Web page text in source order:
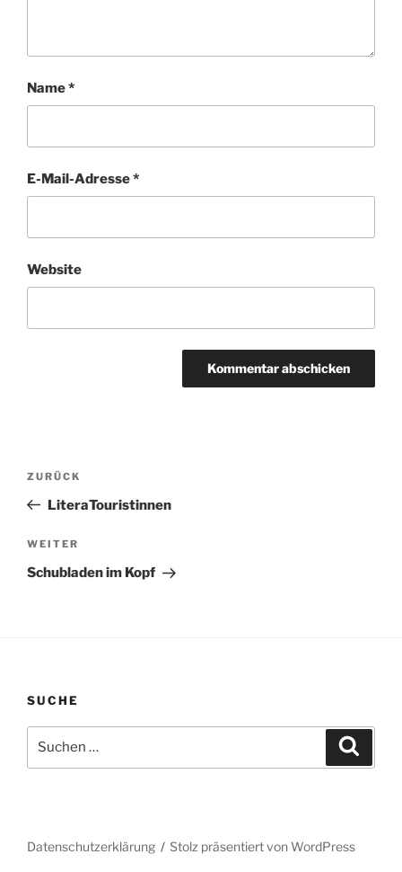
Name*
E-Mail-Adresse*
Website
Beitragsnavigation
Vorheriger
Beitrag
ZURÜCK
LiteraTouristinnen
Nächster
Beitrag
WEITER
Schubladen im Kopf
SUCHE
nach:
Datenschutzerklärung Stolz präsentiert von WordPress